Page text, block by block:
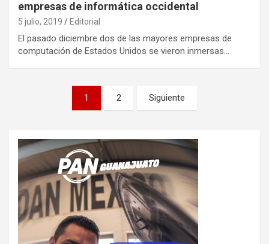
empresas de informática occidental
5 julio, 2019 Editorial
El pasado diciembre dos de las mayores empresas de
computación de Estados Unidos se vieron inmersas…
1 2 Siguiente